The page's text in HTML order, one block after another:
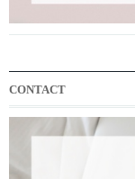
CONTACT